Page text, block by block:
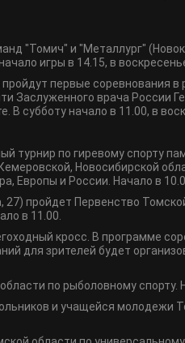
"Томич" и "Металлург"
игры в 14.15, в
первые соревнования
Заслуженного врача России
субботу начало в 11.00, в
турнир по гиревому спорту
Новосибирской
Европы и России. Начало в
пройдет Первенство
в 11.00.
кросс. В программе
для зрителей будет
по рыболовному спорту.
и учащейся молодежи